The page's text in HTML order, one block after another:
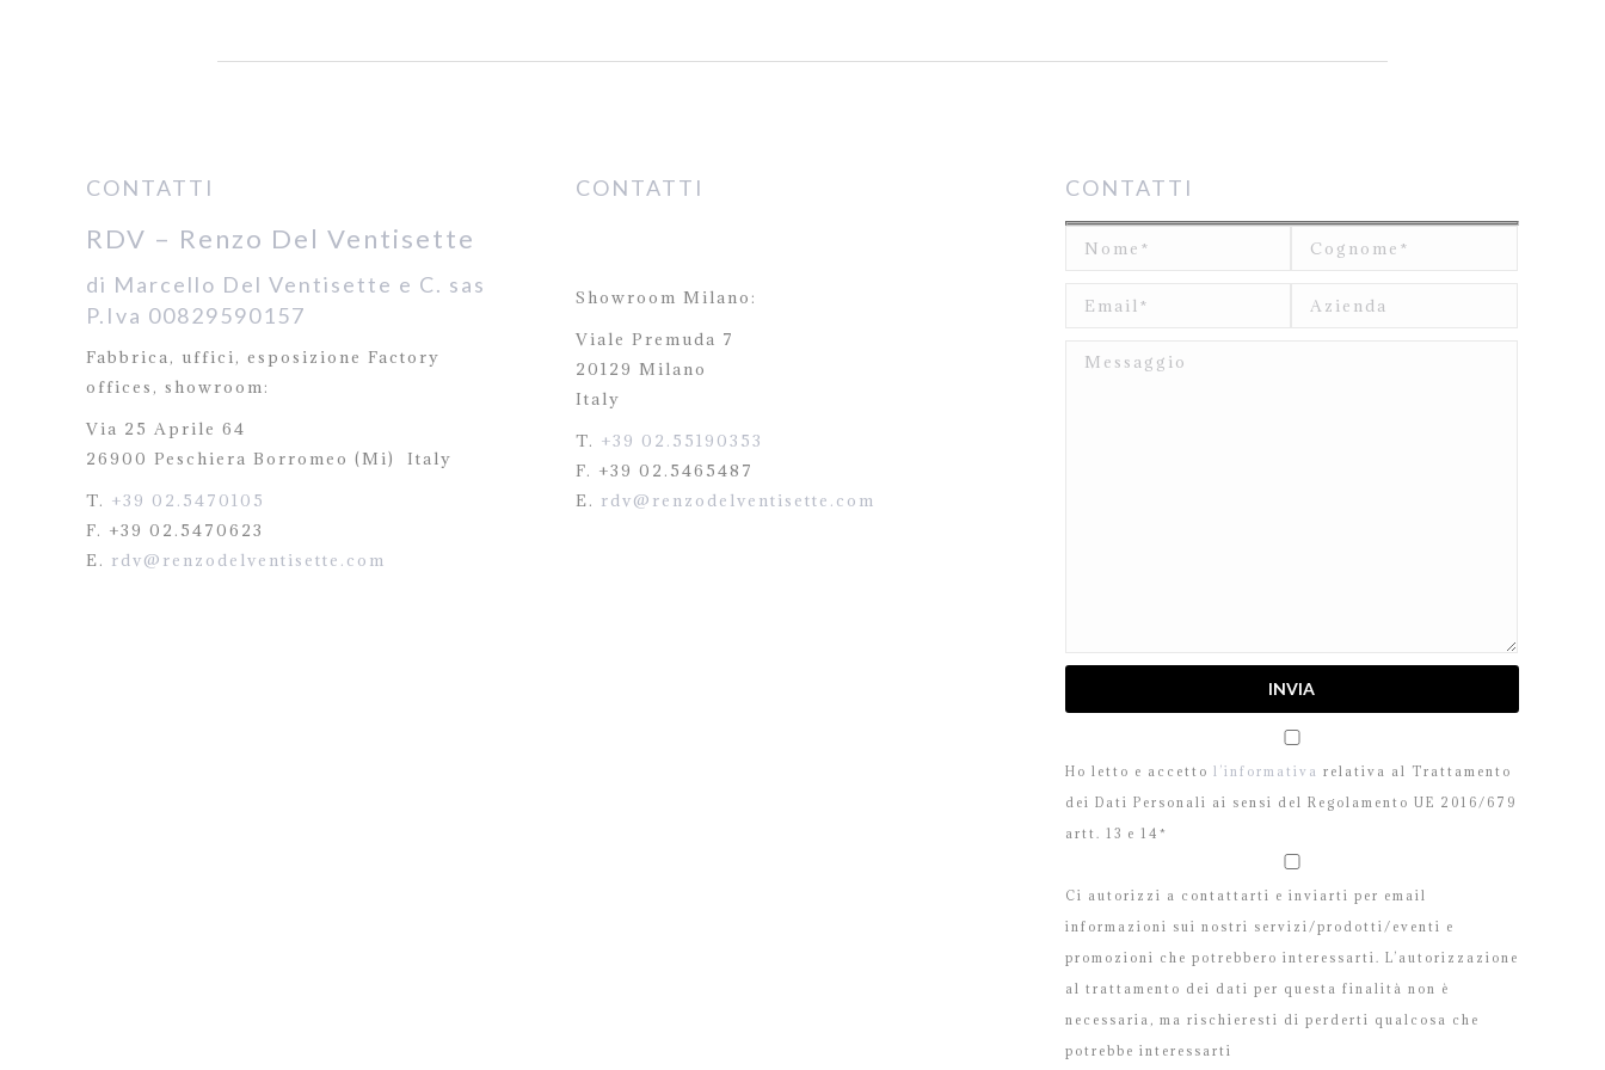
CONTATTI
RDV – Renzo Del Ventisette
di Marcello Del Ventisette e C. sas
P.Iva 00829590157
Fabbrica, uffici, esposizione Factory
offices, showroom:
Via 25 Aprile 64
26900 Peschiera Borromeo (Mi)
Italy
T. +39 02.5470105
F. +39 02.5470623
E. rdv@renzodelventisette.com
CONTATTI
Showroom Milano:
Viale Premuda 7
20129 Milano
Italy
T. +39 02.55190353
F. +39 02.5465487
E. rdv@renzodelventisette.com
CONTATTI
Ho letto e accetto l’informativa relativa al Trattamento
dei Dati Personali ai sensi del Regolamento UE 2016/679
artt. 13 e 14*
Ci autorizzi a contattarti e inviarti per email
informazioni sui nostri servizi/prodotti/eventi e
promozioni che potrebbero interessarti. L’autorizzazione
al trattamento dei dati per questa finalità non è
necessaria, ma rischieresti di perderti qualcosa che
potrebbe interessarti